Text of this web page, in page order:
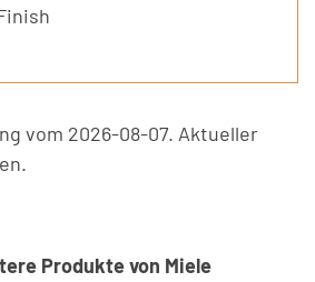
vom 2026-08-07. Aktueller
Produkte von Miele